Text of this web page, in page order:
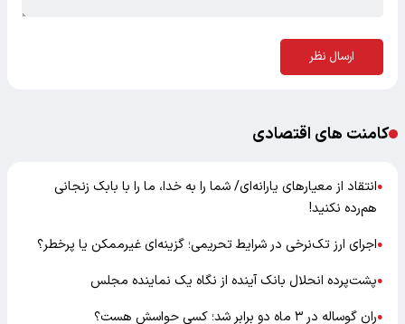
ارسال نظر
کامنت های اقتصادی
●انتقاد از معیارهای یارانه‌ای/ شما را به خدا، ما را با بابک زنجانی
هم‌رده نکنید!
●اجرای ارز تک‌نرخی در شرایط تحریمی؛ گزینه‌ای غیرممکن یا پرخطر؟
●پشت‌پرده انحلال بانک آینده از نگاه یک نماینده مجلس
●ران گوساله در ۳ ماه دو برابر شد؛ کسی حواسش هست؟